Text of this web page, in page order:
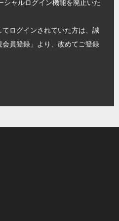
ャルログイン機能を廃止いた
ログインされていた方は、誠
員登録」より、改めてご登録